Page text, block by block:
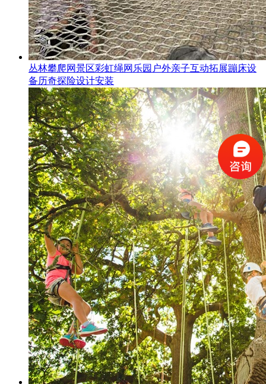
丛林攀爬网景区彩虹绳网乐园户外亲子互动拓展蹦床设
备历奇探险设计安装